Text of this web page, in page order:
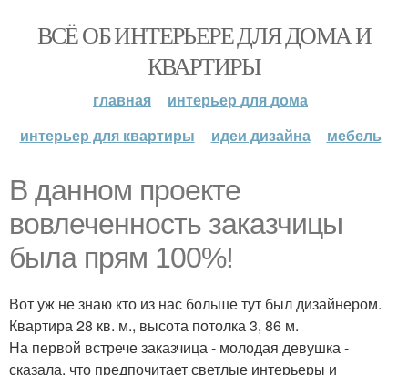
ВСЁ ОБ ИНТЕРЬЕРЕ ДЛЯ ДОМА И
КВАРТИРЫ
главная
интерьер для дома
интерьер для квартиры
идеи дизайна мебель
В данном проекте
вовлеченность заказчицы
была прям 100%!
Вот уж не знаю кто из нас больше тут был дизайнером.
Квартира 28 кв. м., высота потолка 3, 86 м.
На первой встрече заказчица - молодая девушка -
сказала, что предпочитает светлые интерьеры и